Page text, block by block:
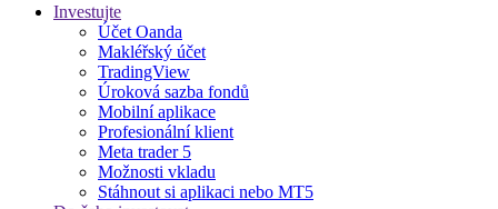
Investujte
Účet Oanda
Makléřský účet
TradingView
Úroková sazba fondů
Mobilní aplikace
Profesionální klient
Meta trader 5
Možnosti vkladu
Stáhnout si aplikaci nebo MT5